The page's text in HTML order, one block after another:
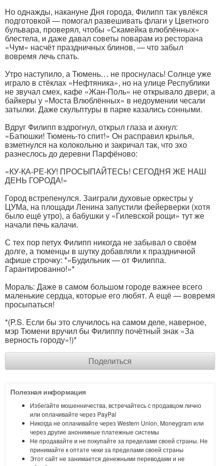
Но однажды, накануне Дня города, Филипп так увлёкся
подготовкой — помогал развешивать флаги у Цветного
бульвара, проверял, чтобы «Скамейка влюблённых»
блестела, и даже давал советы поварам из ресторана
«Чум» насчёт праздничных блинов, — что забыл
вовремя лечь спать.
Утро наступило, а Тюмень… не проснулась! Солнце уже
играло в стёклах «Нефтяника», но на улице Республики
не звучал смех, кафе «Жан-Поль» не открывало двери, а
байкеры у «Моста Влюблённых» в недоумении чесали
затылки. Даже скульптуры в парке казались сонными.
Вдруг Филипп вздрогнул, открыл глаза и ахнул:
«Батюшки! Тюмень-то спит!» Он расправил крылья,
взметнулся на колокольню и закричал так, что эхо
разнеслось до деревни Парфёново:
«КУ-КА-РЕ-КУ! ПРОСЫПАЙТЕСЬ! СЕГОДНЯ ЖЕ НАШ
ДЕНЬ ГОРОДА!»
Город встрепенулся. Заиграли духовые оркестры у
ЦУМа, на площади Ленина запустили фейерверки (хотя
было ещё утро), а бабушки у «Гилевской рощи» тут же
начали печь калачи.
С тех пор петух Филипп никогда не забывал о своём
долге, а тюменцы в шутку добавляли к праздничной
афише строчку: *«Будильник — от Филиппа.
Гарантированно!»*
Мораль: Даже в самом большом городе важнее всего
маленькие сердца, которые его любят. А ещё — вовремя
просыпаться!
*(P.S. Если бы это случилось на самом деле, наверное,
мэр Тюмени вручил бы Филиппу почётный знак «За
верность городу»!)*
Поделиться
Полезная информация
Избегайте мошенничества, встречайтесь с продавцом лично
или оплачивайте через PayPal
Никогда не оплачивайте через Western Union, Moneygram или
через другие анонимные платежные системы
Не продавайте и не покупайте за пределами своей страны. Не
принимайте к оптате чеки за пределами своей страны
Этот сайт не занимается денежными переводами и не